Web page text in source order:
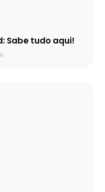
Sabe tudo aqui!